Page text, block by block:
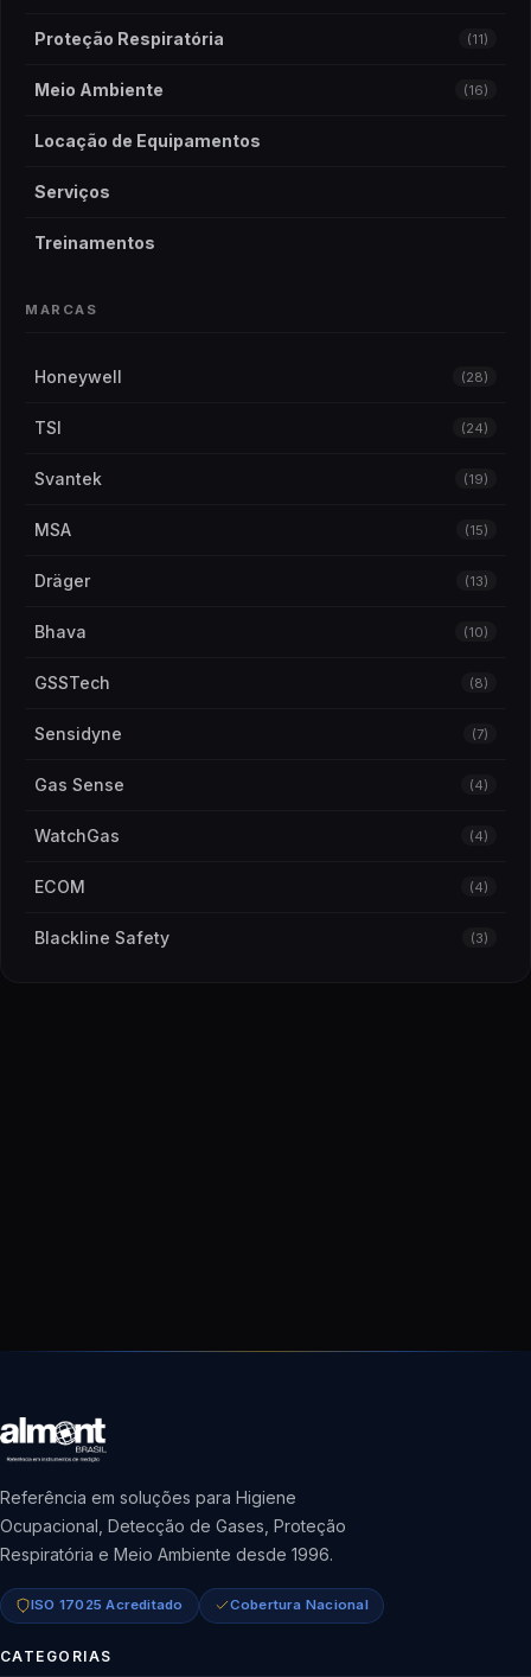
Proteção Respiratória (11)
Meio Ambiente (16)
Locação de Equipamentos
Serviços
Treinamentos
MARCAS
Honeywell (28)
TSI (24)
Svantek (19)
MSA (15)
Dräger (13)
Bhava (10)
GSSTech (8)
Sensidyne (7)
Gas Sense (4)
WatchGas (4)
ECOM (4)
Blackline Safety (3)
Referência em soluções para Higiene
Ocupacional, Detecção de Gases, Proteção
Respiratória e Meio Ambiente desde 1996.
ISO 17025 Acreditado Cobertura Nacional
CATEGORIAS